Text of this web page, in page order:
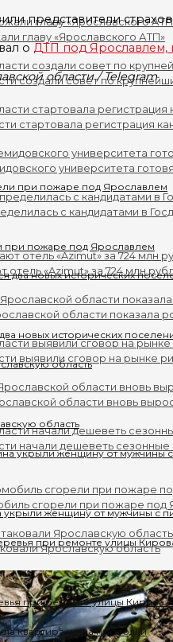
главу «Ярославского АТП»
создали совет по
стартовала регистрация
университета
с кандидатами в
отель «Azimut» за 724 млн
области показала
выявили сговор на рынке
области вновь
начали дешеветь
сгорели при пожаре под
Ярославскую область
представители
о ДТП под Ярославлем,
области / Telegram
при пожаре под Ярославлем
новых исторических
область
укрыли женщину от мужчины с
при ремонте улицы Кирова